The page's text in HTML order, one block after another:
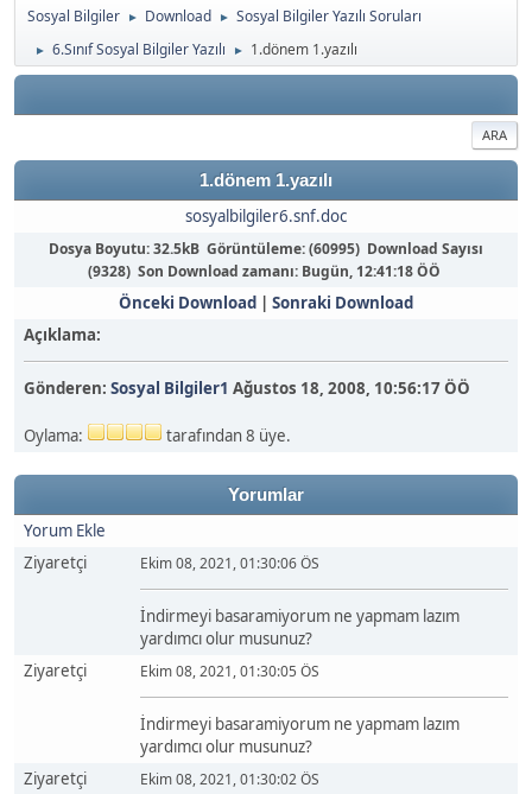
Sosyal Bilgiler ► Download ► Sosyal Bilgiler Yazılı Soruları
► 6.Sınıf Sosyal Bilgiler Yazılı ► 1.dönem 1.yazılı
ARA
1.dönem 1.yazılı
sosyalbilgiler6.snf.doc
Dosya Boyutu: 32.5kB Görüntüleme: (60995) Download Sayısı
(9328) Son Download zamanı: Bugün, 12:41:18 ÖÖ
Önceki Download | Sonraki Download
Açıklama:
Gönderen: Sosyal Bilgiler1 Ağustos 18, 2008, 10:56:17 ÖÖ
Oylama: tarafından 8 üye.
Yorumlar
Yorum Ekle
Ziyaretçi
Ekim 08, 2021, 01:30:06 ÖS
İndirmeyi basaramiyorum ne yapmam lazım
yardımcı olur musunuz?
Ziyaretçi
Ekim 08, 2021, 01:30:05 ÖS
İndirmeyi basaramiyorum ne yapmam lazım
yardımcı olur musunuz?
Ziyaretçi
Ekim 08, 2021, 01:30:02 ÖS